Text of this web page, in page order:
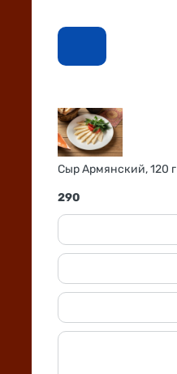
Сыр Армянский, 120 г
290